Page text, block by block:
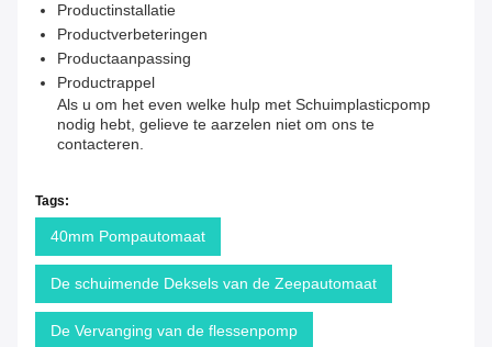
Productinstallatie
Productverbeteringen
Productaanpassing
Productrappel
Als u om het even welke hulp met Schuimplasticpomp
nodig hebt, gelieve te aarzelen niet om ons te
contacteren.
Tags:
40mm Pompautomaat
De schuimende Deksels van de Zeepautomaat
De Vervanging van de flessenpomp